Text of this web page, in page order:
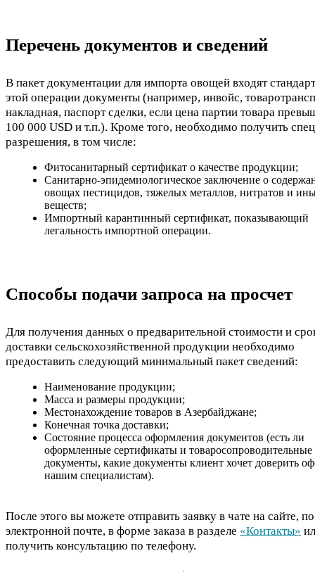
Перечень документов и сведений
В пакет документации для импорта овощей входят
этой операции документы (например, инвойс,
накладная, паспорт сделки, если цена партии товара
100 000 USD и т.п.). Кроме того, необходимо получить
разрешения, в том числе:
Фитосанитарный сертификат о качестве продукции;
Санитарно-эпидемиологическое заключение о
овощах пестицидов, тяжелых металлов, нитратов и
веществ;
Импортный карантинный сертификат, показывающий
легальность импортной операции.
Способы подачи запроса на просчет
Для получения данных о предварительной стоимости и
доставки сельскохозяйственной продукции необходимо
предоставить следующий минимальный пакет сведений:
Наименование продукции;
Масса и размеры продукции;
Местонахождение товаров в Азербайджане;
Конечная точка доставки;
Состояние процесса оформления документов (есть ли
оформленные сертификаты и товаросопроводительные
документы, какие документы клиент хочет доверить
нашим специалистам).
После этого вы можете отправить заявку в чате на сайте, по
электронной почте, в форме заказа в разделе «Контакты»
получить консультацию по телефону.